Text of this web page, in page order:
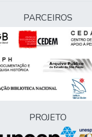
PARCEIROS
PROJETO